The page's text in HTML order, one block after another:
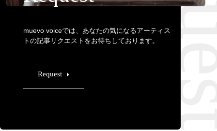
muevo voiceでは、あなたの気になるアーティス
トの記事リクエストをお待ちしております。
Request